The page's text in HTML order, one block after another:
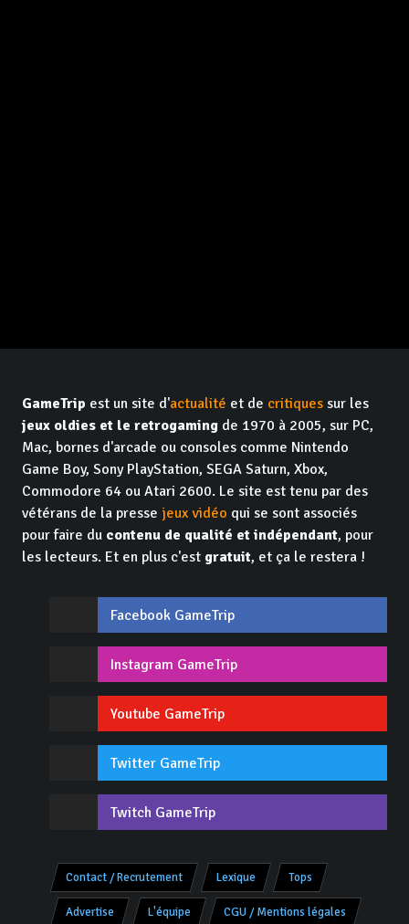
GameTrip est un site d'actualité et de critiques sur les
jeux oldies et le retrogaming de 1970 à 2005, sur PC,
Mac, bornes d'arcade ou consoles comme Nintendo
Game Boy, Sony PlayStation, SEGA Saturn, Xbox,
Commodore 64 ou Atari 2600. Le site est tenu par des
vétérans de la presse jeux vidéo qui se sont associés
pour faire du contenu de qualité et indépendant, pour
les lecteurs. Et en plus c'est gratuit, et ça le restera !
Facebook GameTrip
Instagram GameTrip
Youtube GameTrip
Twitter GameTrip
Twitch GameTrip
Contact / Recrutement Lexique Tops
Advertise L'équipe CGU / Mentions légales